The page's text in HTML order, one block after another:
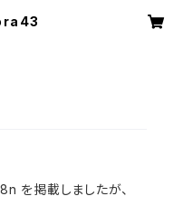
掲載しましたが、